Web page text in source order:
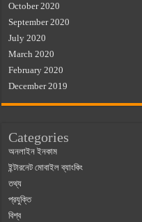
October 2020
September 2020
July 2020
March 2020
February 2020
December 2019
Categories
অনলাইন ইনকাম
ইন্টারনেট মোবাইল ব্যাংকিং
তথ্য
প্রযুক্তি
বিশ্ব